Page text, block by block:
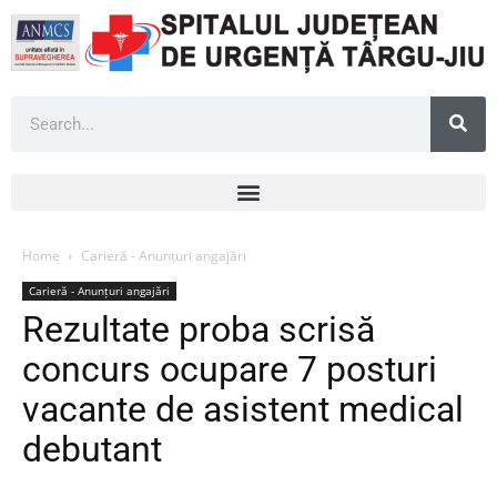
Home Carieră - Anunțuri angajări
Carieră - Anunțuri angajări
Rezultate proba scrisă
concurs ocupare 7 posturi
vacante de asistent medical
debutant